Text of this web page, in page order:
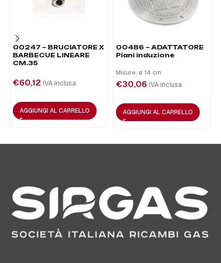
00247 – BRUCIATORE X
BARBECUE LINEARE
CM.35
€60,12 IVA inclusa
AGGIUNGI AL CARRELLO
00486 – ADATTATORE
Piani induzione
Misure: ø 14 cm
€30,06 IVA inclusa
AGGIUNGI AL CARRELLO